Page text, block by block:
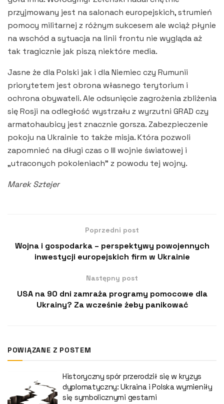
przyjmowany jest na salonach europejskich, strumień
pomocy militarnej z różnym sukcesem ale wciąż płynie
na wschód a sytuacja na linii frontu nie wygląda aż
tak tragicznie jak piszą niektóre media.
Jasne że dla Polski jak i dla Niemiec czy Rumunii
priorytetem jest obrona własnego terytorium i
ochrona obywateli. Ale odsunięcie zagrożenia zbliżenia
się Rosji na odległość wystrzału z wyrzutni GRAD czy
armatohaubicy jest znacznie gorsza. Zabezpieczenie
pokoju na Ukrainie to także misja. Która pozwoli
zapomnieć na długi czas o III wojnie światowej i
„utraconych pokoleniach” z powodu tej wojny.
Marek Sztejer
Poprzedni post
Wojna i gospodarka – perspektywy powojennych
inwestycji europejskich firm w Ukrainie
Następny post
USA na 90 dni zamraża programy pomocowe dla
Ukrainy? Za wcześnie żeby panikować
POWIĄZANE Z POSTEM
Historyczny spór przerodził się w kryzys
dyplomatyczny: Ukraina i Polska wymieniły
się symbolicznymi gestami